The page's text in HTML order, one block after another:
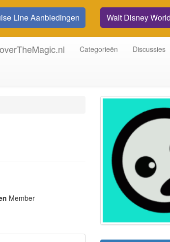
Line Aanbiedingen Walt Disney
Categorieën Discussies
Member